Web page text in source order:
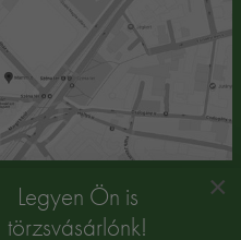
×
Legyen Ön is
törzsvásárlónk!